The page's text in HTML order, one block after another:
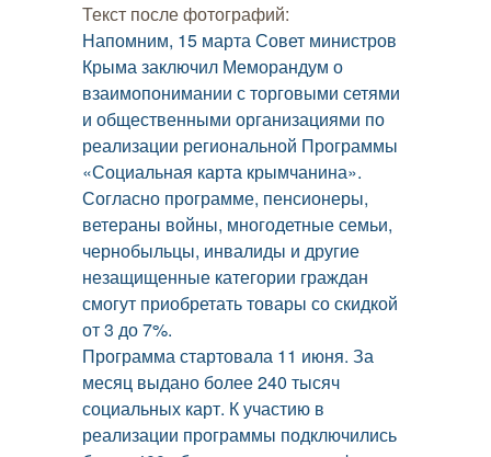
Текст после фотографий:
Напомним, 15 марта Совет министров
Крыма заключил Меморандум о
взаимопонимании с торговыми сетями
и общественными организациями по
реализации региональной Программы
«Социальная карта крымчанина».
Согласно программе, пенсионеры,
ветераны войны, многодетные семьи,
чернобыльцы, инвалиды и другие
незащищенные категории граждан
смогут приобретать товары со скидкой
от 3 до 7%.
Программа стартовала 11 июня. За
месяц выдано более 240 тысяч
социальных карт. К участию в
реализации программы подключились